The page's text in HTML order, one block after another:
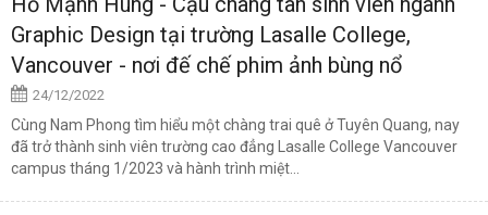
Graphic Design tại trường Lasalle College,
Vancouver - nơi đế chế phim ảnh bùng nổ
24/12/2022
Cùng Nam Phong tìm hiểu một chàng trai quê ở Tuyên Quang, nay
đã trở thành sinh viên trường cao đẳng Lasalle College Vancouver
campus tháng 1/2023 và hành trình miệt...